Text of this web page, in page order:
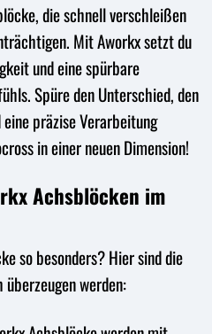
die schnell verschleißen
Mit Aworkx setzt du
und eine spürbare
Spüre den Unterschied, den
präzise Verarbeitung
in einer neuen Dimension!
Achsblöcken im
so besonders? Hier sind die
werden: